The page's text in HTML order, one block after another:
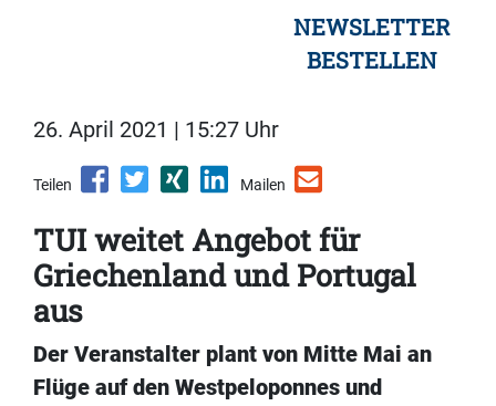
NEWSLETTER
BESTELLEN
26. April 2021 | 15:27 Uhr
Teilen Mailen
TUI weitet Angebot für
Griechenland und Portugal
aus
Der Veranstalter plant von Mitte Mai an
Flüge auf den Westpeloponnes und